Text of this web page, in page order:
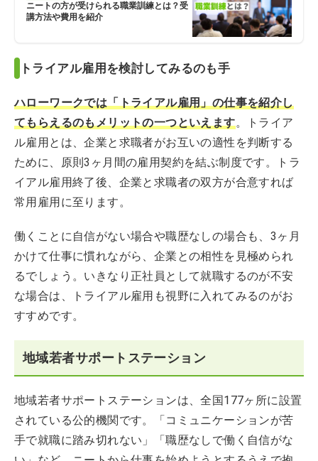
ニートの方が受けられる職業訓練とは？受
講方法や費用を紹介
トライアル雇用を検討してみるのも手
ハローワークでは「トライアル雇用」の仕事を紹介し
てもらえるのもメリットの一つといえます。トライア
ル雇用とは、企業と求職者がお互いの適性を判断する
ために、原則3ヶ月間の雇用契約を結ぶ制度です。トラ
イアル雇用終了後、企業と求職者の双方が合意すれば
常用雇用に至ります。
働くことに自信がない場合や職歴なしの場合も、3ヶ月
かけて仕事に慣れながら、企業との相性を見極められ
るでしょう。いきなり正社員として就職するのが不安
な場合は、トライアル雇用も視野に入れてみるのがお
すすめです。
地域若者サポートステーション
地域若者サポートステーションは、全国177ヶ所に設置
されている公的機関です。「コミュニケーションが苦
手で就職に踏み切れない」「職歴なしで働く自信がな